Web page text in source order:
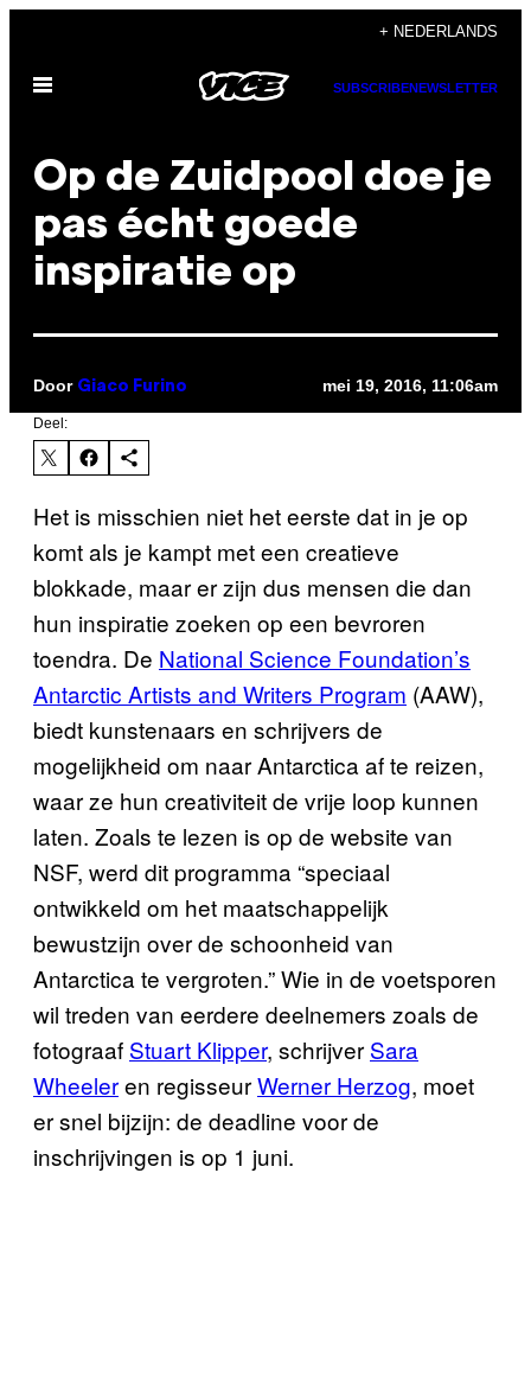
de
+ NEDERLANDS
Open
SUBSCRIBENEWSLETTER
Op de Zuidpool doe je
pas écht goede
inspiratie op
Door Giaco Furino mei 19, 2016, 11:06am
Deel:
Het is misschien niet het eerste dat in je op
komt als je kampt met een creatieve
blokkade, maar er zijn dus mensen die dan
hun inspiratie zoeken op een bevroren
toendra. De National Science Foundation’s
Antarctic Artists and Writers Program (AAW),
biedt kunstenaars en schrijvers de
mogelijkheid om naar Antarctica af te reizen,
waar ze hun creativiteit de vrije loop kunnen
laten. Zoals te lezen is op de website van
NSF, werd dit programma “speciaal
ontwikkeld om het maatschappelijk
bewustzijn over de schoonheid van
Antarctica te vergroten.” Wie in de voetsporen
wil treden van eerdere deelnemers zoals de
fotograaf Stuart Klipper, schrijver Sara
Wheeleren regisseurWerner Herzog, moet
er snel bijzijn: de deadline voor de
inschrijvingen is op 1 juni.